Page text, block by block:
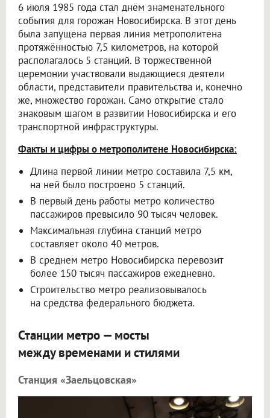
6 июля 1985 года стал днём знаменательного
события для горожан Новосибирска. В этот день
была запущена первая линия метрополитена
протяжённостью 7,5 километров, на которой
располагалось 5 станций. В торжественной
церемонии участвовали выдающиеся деятели
области, представители правительства и, конечно
же, множество горожан. Само открытие стало
знаковым шагом в развитии Новосибирска и его
транспортной инфраструктуры.
Факты и цифры о метрополитене Новосибирска:
Длина первой линии метро составила 7,5 км,
на ней было построено 5 станций.
В первый день работы метро количество
пассажиров превысило 90 тысяч человек.
Максимальная глубина станций метро
составляет около 40 метров.
В среднем метро Новосибирска перевозит
более 150 тысяч пассажиров ежедневно.
Строительство метро реализовывалось
на средства федерального бюджета.
Станции метро — мосты
между временами и стилями
Станция «Заельцовская»